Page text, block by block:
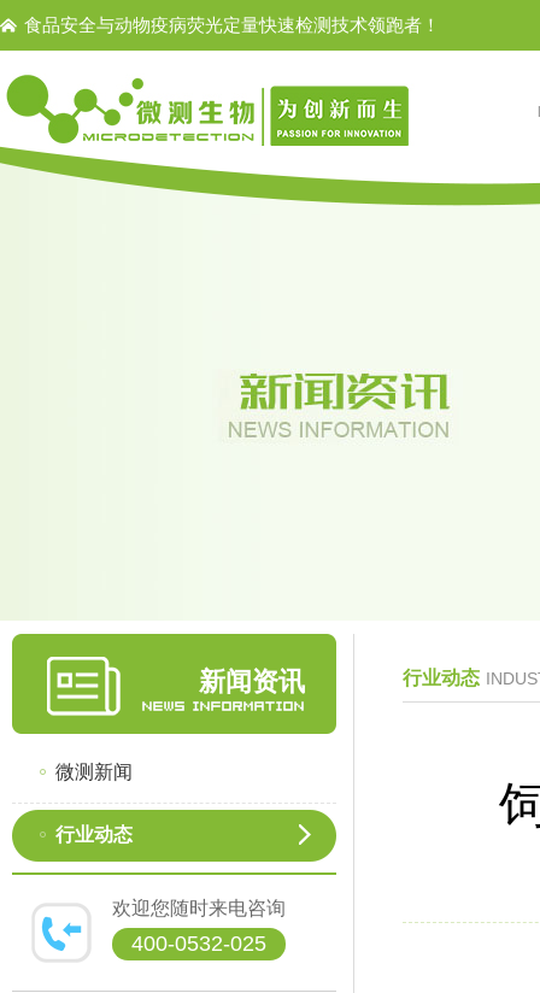
食品安全与动物疫病荧光定量快速检测技术领跑者！
新闻资讯
微测新闻
行业动态
欢迎您随时来电咨询
400-0532-025
行业动态